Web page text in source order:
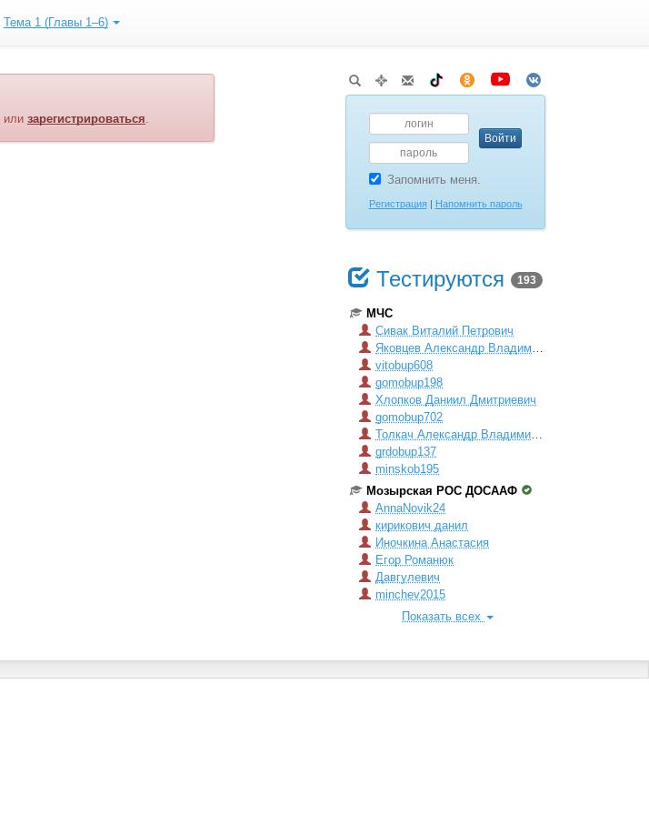
Тема 1 (Главы 1–6)
или зарегистрироваться.
Запомнить меня.
Регистрация| Напомнить пароль
Тестируются 193
МЧС
Сивак Виталий Петрович
Яковцев Александр Владимирович
vitobup608
gomobup198
Хлопков Даниил Дмитриевич
gomobup702
Толкач Александр Владимирович
grdobup137
minskob195
Мозырская РОС ДОСААФ
AnnaNovik24
кирикович данил
Иночкина Анастасия
Егор Романюк
Давгулевич
minchev2015
Показать всех